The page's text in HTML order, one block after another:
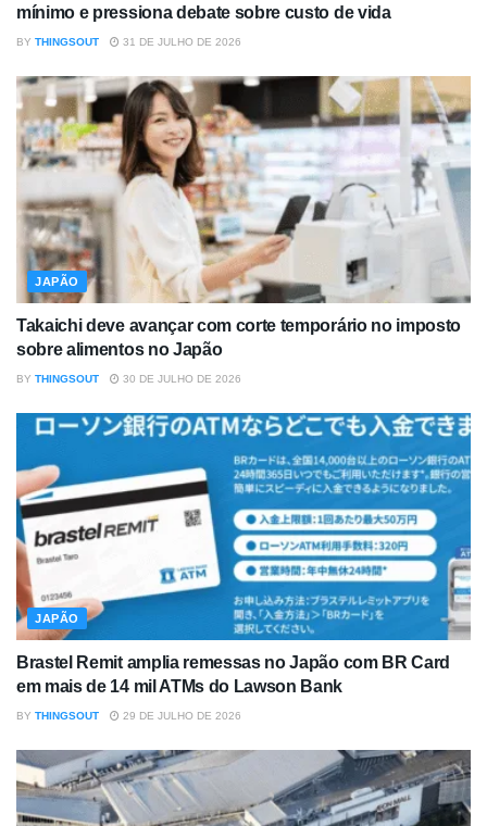
mínimo e pressiona debate sobre custo de vida
BY THINGSOUT 31 DE JULHO DE 2026
JAPÃO
Takaichi deve avançar com corte temporário no imposto
sobre alimentos no Japão
BY THINGSOUT 30 DE JULHO DE 2026
JAPÃO
Brastel Remit amplia remessas no Japão com BR Card
em mais de 14 mil ATMs do Lawson Bank
BY THINGSOUT 29 DE JULHO DE 2026